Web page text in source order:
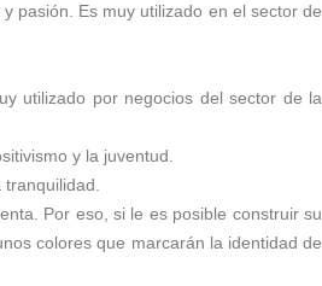
pasión. Es muy utilizado en el sector de
utilizado por negocios del sector de la
y la juventud.
Por eso, si le es posible construir su
colores que marcarán la identidad de